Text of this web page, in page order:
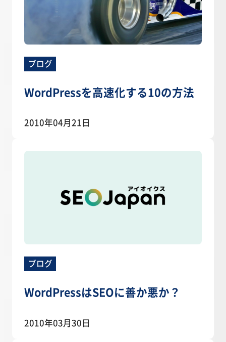
ブログ
WordPressを高速化する10の方法
2010年04月21日
ブログ
WordPressはSEOに善か悪か？
2010年03月30日